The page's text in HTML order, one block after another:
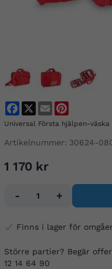
FacebookEmail
Universal Första hjälpen-
Artikelnummer: 30624-
1 170 kr
- +
Finns i lager för
Större partier? Begär
12 14 64 90